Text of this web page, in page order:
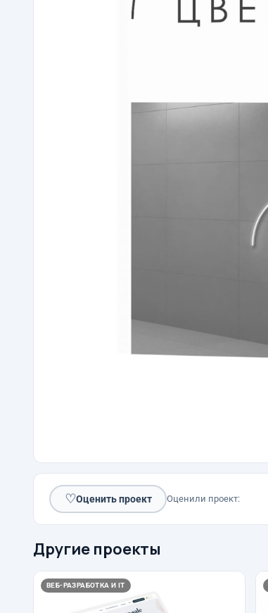
♡Оценить проект Оценили проект:
Другие проекты
ВЕБ-РАЗРАБОТКА И IT